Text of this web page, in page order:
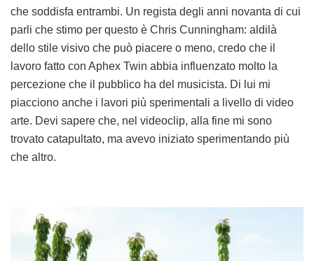
che soddisfa entrambi. Un regista degli anni novanta di cui
parli che stimo per questo è Chris Cunningham: aldilà
dello stile visivo che può piacere o meno, credo che il
lavoro fatto con Aphex Twin abbia influenzato molto la
percezione che il pubblico ha del musicista. Di lui mi
piacciono anche i lavori più sperimentali a livello di video
arte. Devi sapere che, nel videoclip, alla fine mi sono
trovato catapultato, ma avevo iniziato sperimentando più
che altro.